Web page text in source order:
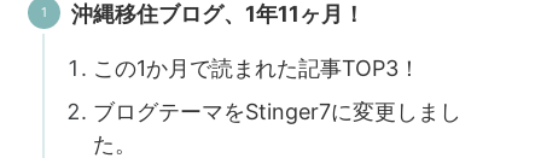
沖縄移住ブログ、1年11ヶ月！
この1か月で読まれた記事TOP3！
ブログテーマをStinger7に変更しまし
た。